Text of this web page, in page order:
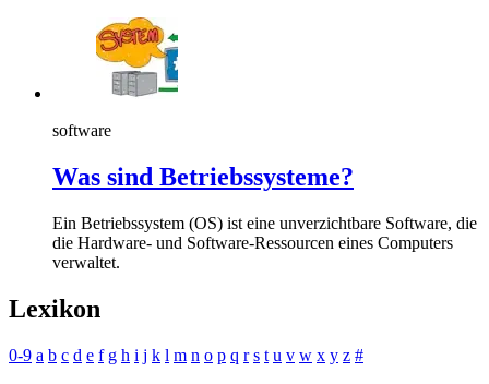
software
Was sind Betriebssysteme?
Ein Betriebssystem (OS) ist eine unverzichtbare Software, die
die Hardware- und Software-Ressourcen eines Computers
verwaltet.
Lexikon
0-9 a b c d e f g h i j k l m n o p q r s t u v w x y z #